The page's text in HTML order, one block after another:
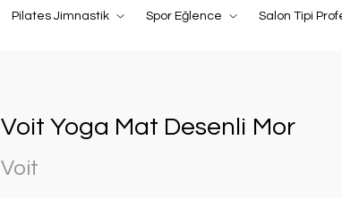
Pilates Jimnastik Spor Eğlence Salon Tipi
Voit Yoga Mat Desenli Mor
Voit